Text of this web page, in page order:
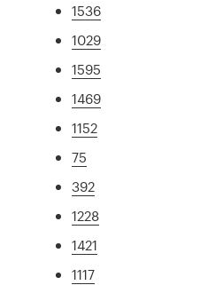
1536
1029
1595
1469
1152
75
392
1228
1421
1117